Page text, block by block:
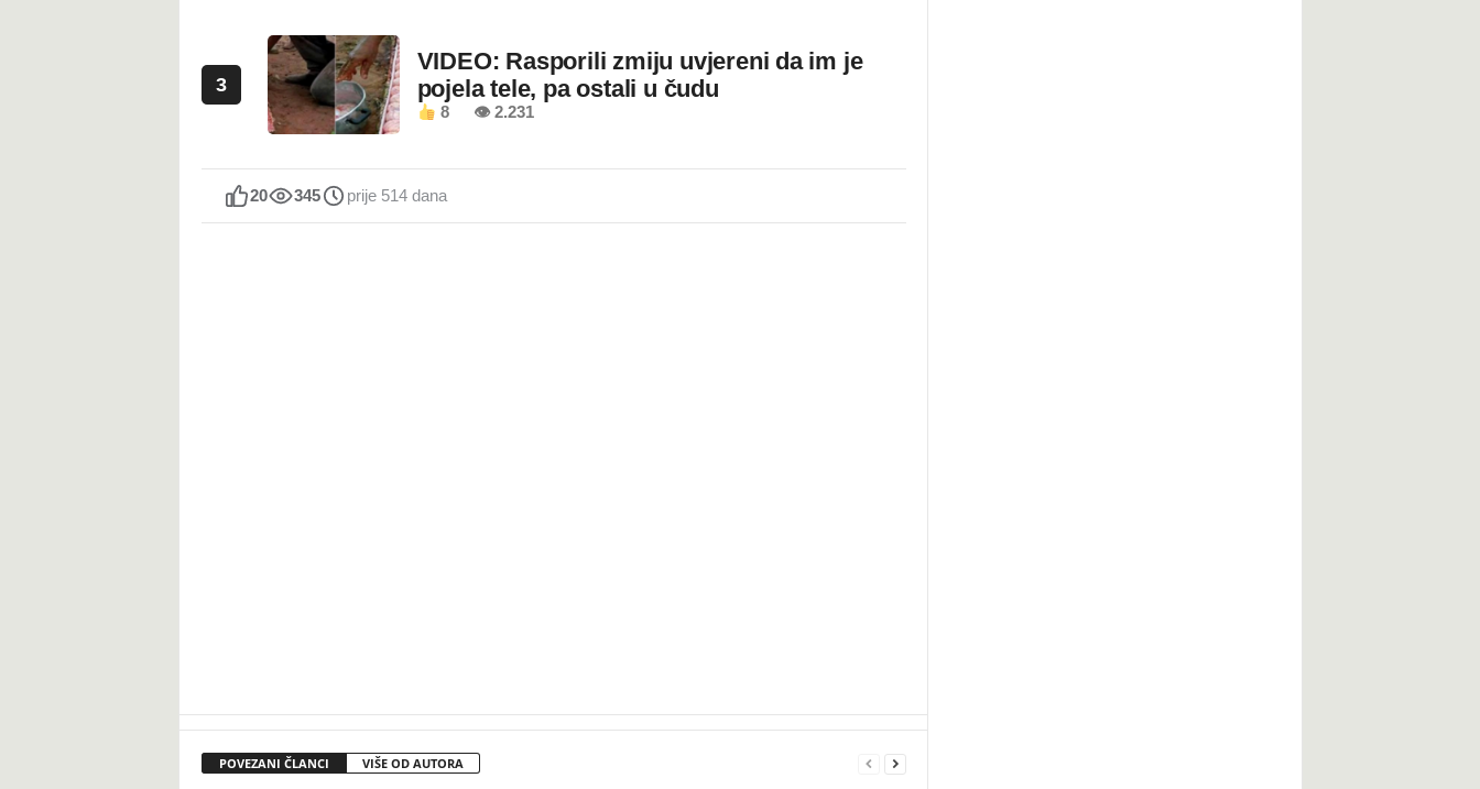
3
VIDEO: Rasporili zmiju uvjereni da im je
pojela tele, pa ostali u čudu
8 👁 2.231
20 345 prije 514 dana
POVEZANI ČLANCI VIŠE OD AUTORA